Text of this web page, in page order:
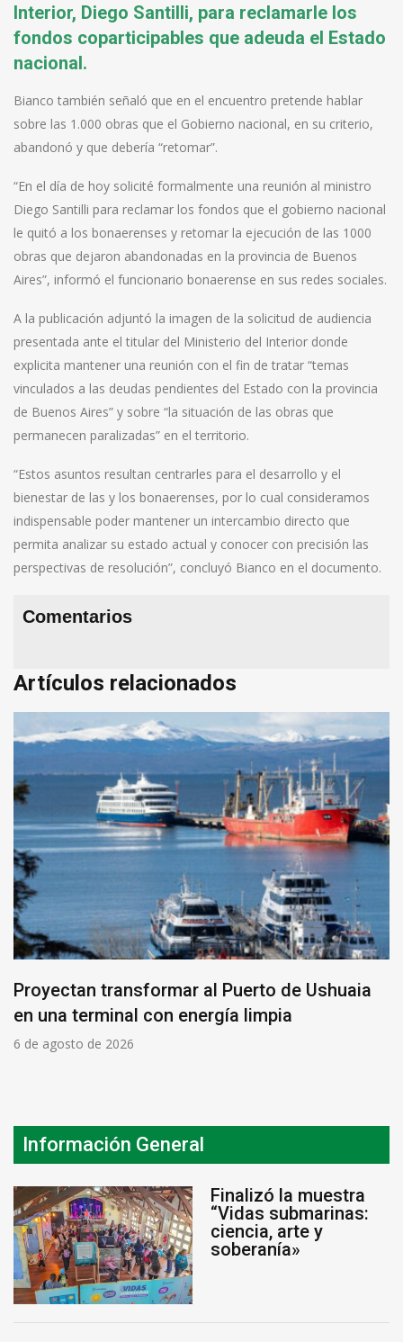
Interior, Diego Santilli, para reclamarle los
fondos coparticipables que adeuda el Estado
nacional.
Bianco también señaló que en el encuentro pretende hablar
sobre las 1.000 obras que el Gobierno nacional, en su criterio,
abandonó y que debería “retomar”.
“En el día de hoy solicité formalmente una reunión al ministro
Diego Santilli para reclamar los fondos que el gobierno nacional
le quitó a los bonaerenses y retomar la ejecución de las 1000
obras que dejaron abandonadas en la provincia de Buenos
Aires”, informó el funcionario bonaerense en sus redes sociales.
A la publicación adjuntó la imagen de la solicitud de audiencia
presentada ante el titular del Ministerio del Interior donde
explicita mantener una reunión con el fin de tratar “temas
vinculados a las deudas pendientes del Estado con la provincia
de Buenos Aires” y sobre “la situación de las obras que
permanecen paralizadas” en el territorio.
“Estos asuntos resultan centrarles para el desarrollo y el
bienestar de las y los bonaerenses, por lo cual consideramos
indispensable poder mantener un intercambio directo que
permita analizar su estado actual y conocer con precisión las
perspectivas de resolución”, concluyó Bianco en el documento.
Comentarios
Artículos relacionados
Proyectan transformar al Puerto de Ushuaia
en una terminal con energía limpia
6 de agosto de 2026
Información General
Finalizó la muestra
“Vidas submarinas:
ciencia, arte y
soberanía»